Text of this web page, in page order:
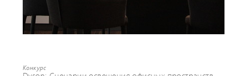
Конкурс